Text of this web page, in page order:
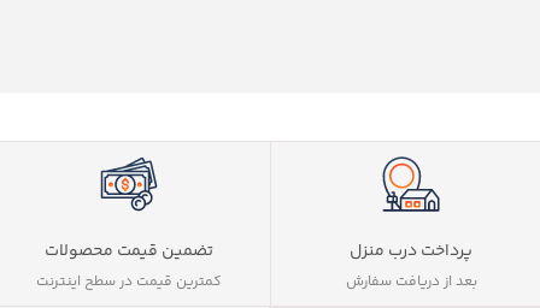
پرداخت درب منزل
بعد از دریافت سفارش
تضمین قیمت محصولات
کمترین قیمت در سطح اینترنت